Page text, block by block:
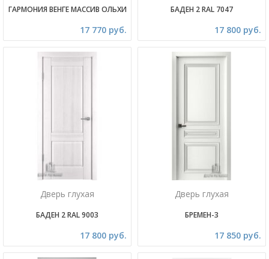
ГАРМОНИЯ ВЕНГЕ МАССИВ ОЛЬХИ
17 770 руб.
БАДЕН 2 RAL 7047
17 800 руб.
Дверь глухая
БАДЕН 2 RAL 9003
17 800 руб.
Дверь глухая
БРЕМЕН-3
17 850 руб.